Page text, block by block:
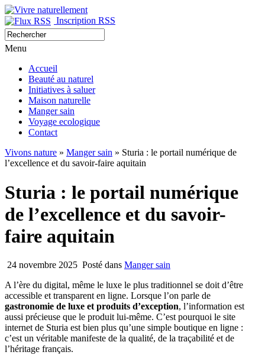
Inscription RSS
Menu
Accueil
Beauté au naturel
Initiatives à saluer
Maison naturelle
Manger sain
Voyage ecologique
Contact
Vivons nature » Manger sain » Sturia : le portail numérique de
l’excellence et du savoir-faire aquitain
Sturia : le portail numérique
de l’excellence et du savoir-
faire aquitain
24 novembre 2025 Posté dans Manger sain
A l’ère du digital, même le luxe le plus traditionnel se doit d’être
accessible et transparent en ligne. Lorsque l’on parle de
gastronomie de luxe et produits d’exception, l’information est
aussi précieuse que le produit lui-même. C’est pourquoi le site
internet de Sturia est bien plus qu’une simple boutique en ligne :
c’est un véritable manifeste de la qualité, de la traçabilité et de
l’héritage français.